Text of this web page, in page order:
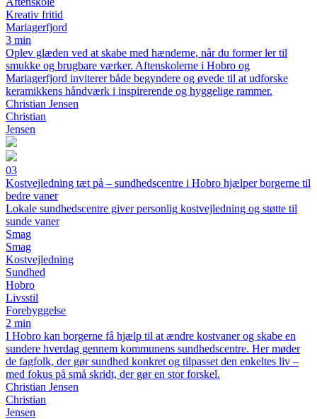
Kreativ fritid
Mariagerfjord
3 min
Oplev glæden ved at skabe med hænderne, når du former ler til
smukke og brugbare værker. Aftenskolerne i Hobro og
Mariagerfjord inviterer både begyndere og øvede til at udforske
keramikkens håndværk i inspirerende og hyggelige rammer.
Christian Jensen
Christian
Jensen
03
Kostvejledning tæt på – sundhedscentre i Hobro hjælper borgerne til
bedre vaner
Lokale sundhedscentre giver personlig kostvejledning og støtte til
sunde vaner
Smag
Smag
Kostvejledning
Sundhed
Hobro
Livsstil
Forebyggelse
2 min
I Hobro kan borgerne få hjælp til at ændre kostvaner og skabe en
sundere hverdag gennem kommunens sundhedscentre. Her møder
de fagfolk, der gør sundhed konkret og tilpasset den enkeltes liv –
med fokus på små skridt, der gør en stor forskel.
Christian Jensen
Christian
Jensen